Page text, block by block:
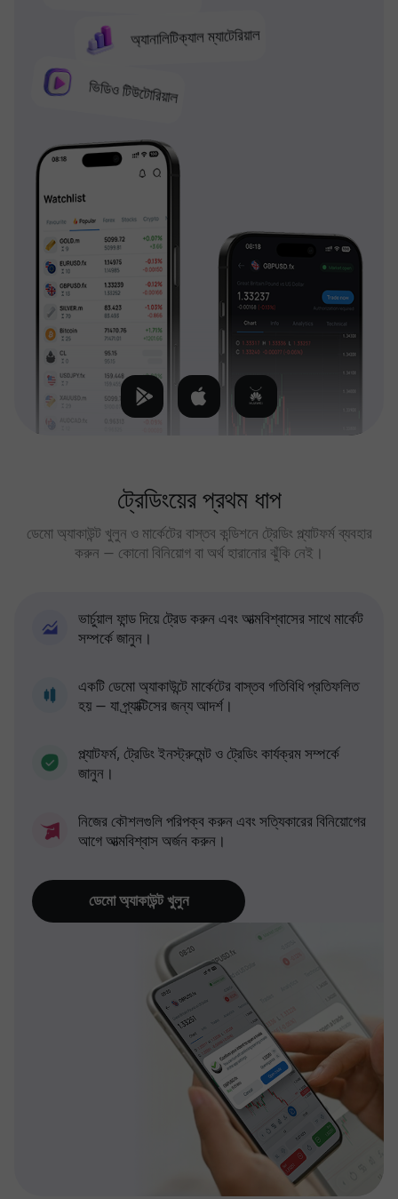
অ্যানালিটিক্যাল ম্যাটেরিয়াল
ভিডিও টিউটোরিয়াল
ট্রেডিংয়ের প্রথম ধাপ
ডেমো অ্যাকাউন্ট খুলুন ও মার্কেটের বাস্তব কন্ডিশনে ট্রেডিং প্ল্যাটফর্ম ব্যবহার
করুন — কোনো বিনিয়োগ বা অর্থ হারানোর ঝুঁকি নেই।
ভার্চুয়াল ফান্ড দিয়ে ট্রেড করুন এবং আত্মবিশ্বাসের সাথে মার্কেট
সম্পর্কে জানুন।
একটি ডেমো অ্যাকাউন্টে মার্কেটের বাস্তব গতিবিধি প্রতিফলিত
হয় — যা প্র্যাক্টিসের জন্য আদর্শ।
প্ল্যাটফর্ম, ট্রেডিং ইনস্ট্রুমেন্ট ও ট্রেডিং কার্যক্রম সম্পর্কে
জানুন।
নিজের কৌশলগুলি পরিপক্ব করুন এবং সত্যিকারের বিনিয়োগের
আগে আত্মবিশ্বাস অর্জন করুন।
ডেমো অ্যাকাউন্ট খুলুন